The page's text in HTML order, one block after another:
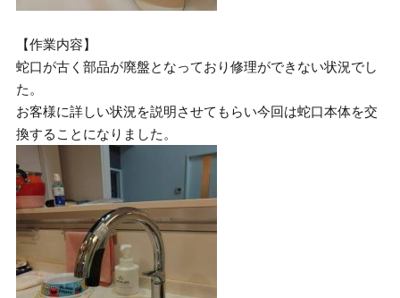
【作業内容】
蛇口が古く部品が廃盤となっており修理ができない状況でし
た。
お客様に詳しい状況を説明させてもらい今回は蛇口本体を交
換することになりました。